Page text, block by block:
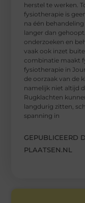
herstel te werken.
fysiotherapie is
na één
langer dan
onderzoeken en
vaak ook inzet
combinatie maakt
fysiotherapie in
de oorzaak van de
namelijk niet altijd
Rugklachten
langdurig zitten,
spanning in
GEPUBLICEERD
PLAATSEN.NL